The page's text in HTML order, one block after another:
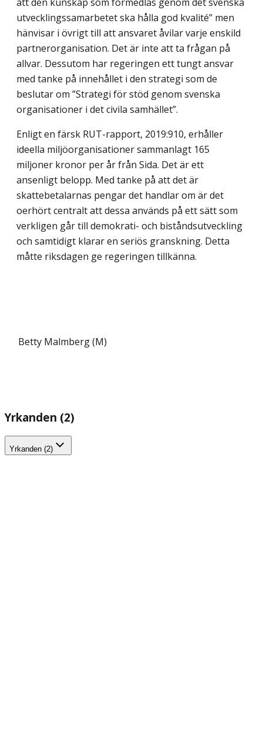
utvecklingssamarbetet ska hålla god kvalité” men
hänvisar i övrigt till att ansvaret åvilar varje enskild
partnerorganisation. Det är inte att ta frågan på
allvar. Dessutom har regeringen ett tungt ansvar
med tanke på innehållet i den strategi som de
beslutar om ”Strategi för stöd genom svenska
organisationer i det civila samhället”.
Enligt en färsk RUT-rapport, 2019:910, erhåller
ideella miljöorganisationer sammanlagt 165
miljoner kronor per år från Sida. Det är ett
ansenligt belopp. Med tanke på att det är
skattebetalarnas pengar det handlar om är det
oerhört centralt att dessa används på ett sätt som
verkligen går till demokrati- och biståndsutveckling
och samtidigt klarar en seriös granskning. Detta
måtte riksdagen ge regeringen tillkänna.
Betty Malmberg (M)
Yrkanden (2)
Yrkanden (2)